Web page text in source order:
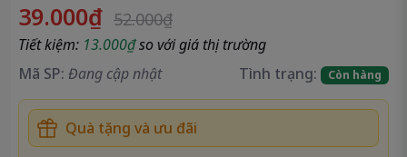
39.000₫ 52.000₫
Tiết kiệm: 13.000₫so với giá thị trường
Mã SP: Đang cập nhật Tình trạng: Còn hàng
Quà tặng và ưu đãi